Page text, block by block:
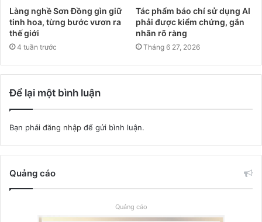
Làng nghề Sơn Đồng gìn giữ
tinh hoa, từng bước vươn ra
thế giới
4 tuần trước
Tác phẩm báo chí sử dụng AI
phải được kiểm chứng, gắn
nhãn rõ ràng
Tháng 6 27, 2026
Để lại một bình luận
Bạn phải đăng nhập để gửi bình luận.
Quảng cáo
Quảng cáo